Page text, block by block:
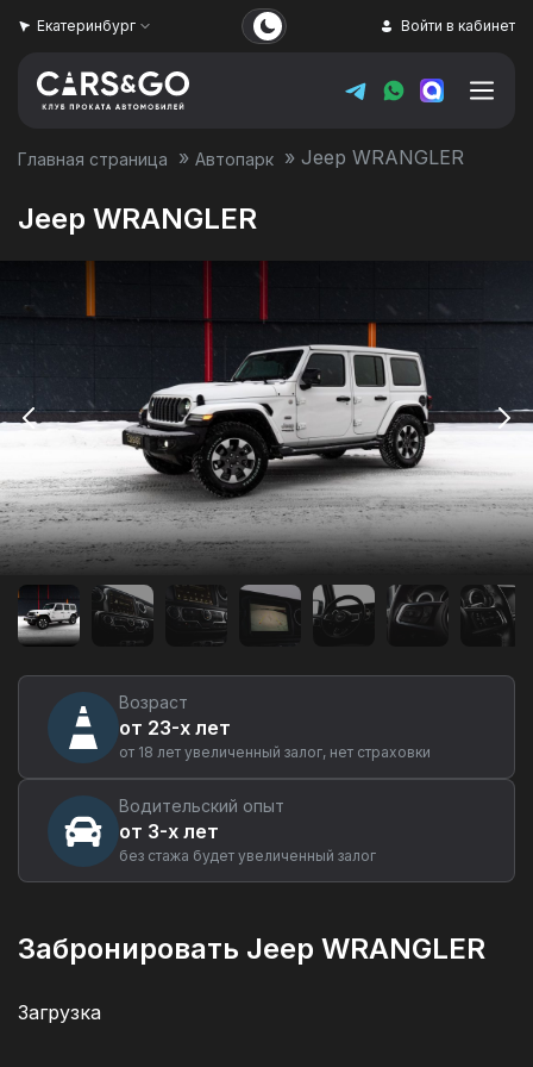
Екатеринбург Войти в кабинет
Главная страница » Автопарк » Jeep WRANGLER
Jeep WRANGLER
Аренда
автомобиля
Jeep
WRANGLER
Екатеринбурге
Возраст
от 23-х лет
от 18 лет увеличенный залог, нет страховки
Водительский опыт
от 3-х лет
без стажа будет увеличенный залог
Забронировать Jeep WRANGLER
Загрузка